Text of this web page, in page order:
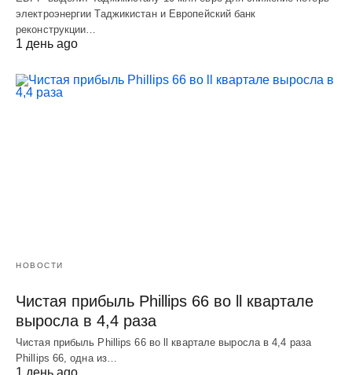
электроэнергии Таджикистан и Европейский банк
реконструкции…
1 день ago
НОВОСТИ
Чистая прибыль Phillips 66 во ll квартале
выросла в 4,4 раза
Чистая прибыль Phillips 66 во ll квартале выросла в 4,4 раза
Phillips 66, одна из…